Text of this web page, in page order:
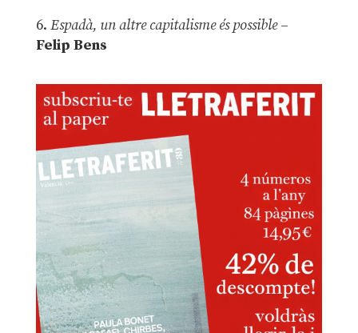
6. Espadà, un altre capitalisme és possible –
Felip Bens